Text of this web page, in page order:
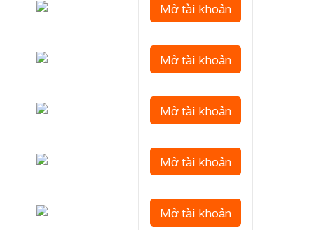
Mở tài khoản
Mở tài khoản
Mở tài khoản
Mở tài khoản
Mở tài khoản